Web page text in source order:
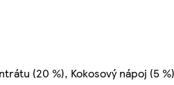
(20 %), Kokosový nápoj (5